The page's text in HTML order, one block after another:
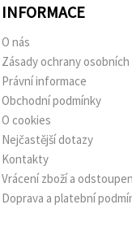
INFORMACE
O nás
Zásady ochrany osobních
Právní informace
Obchodní podmínky
O cookies
Nejčastější dotazy
Kontakty
Vrácení zboží a
Doprava a platební